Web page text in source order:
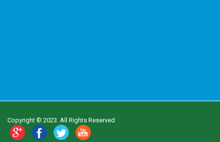
Copyright © 2023. All Rights Reserved